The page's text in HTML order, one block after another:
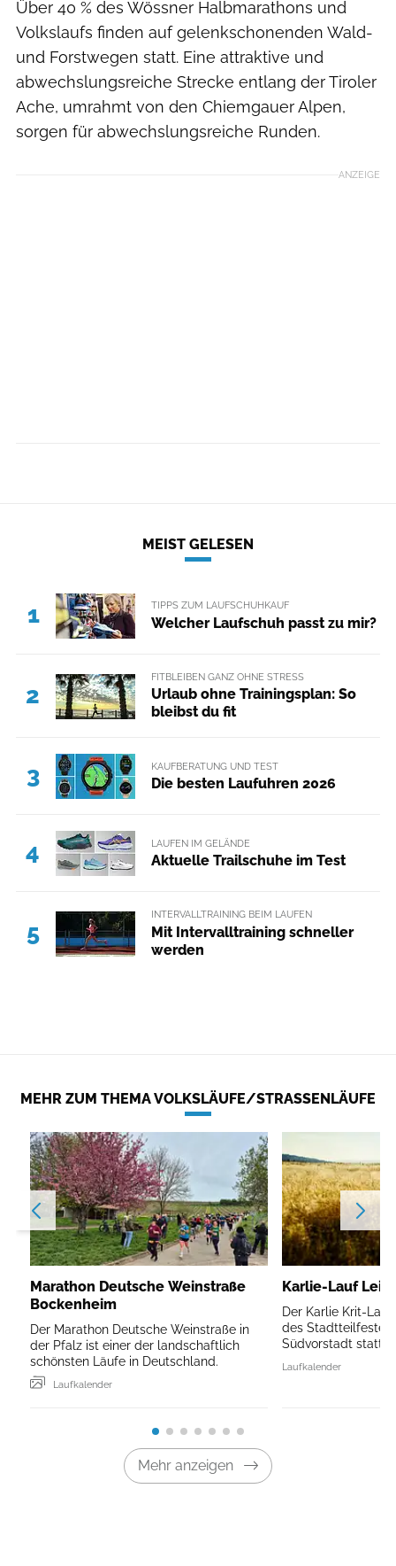
Über 40 % des Wössner Halbmarathons und
Volkslaufs finden auf gelenkschonenden Wald-
und Forstwegen statt. Eine attraktive und
abwechslungsreiche Strecke entlang der Tiroler
Ache, umrahmt von den Chiemgauer Alpen,
sorgen für abwechslungsreiche Runden.
ANZEIGE
MEIST GELESEN
1 TIPPS ZUM LAUFSCHUHKAUF
Welcher Laufschuh passt zu mir?
2
FITBLEIBEN GANZ OHNE STRESS
Urlaub ohne Trainingsplan: So
bleibst du fit
3 KAUFBERATUNG UND TEST
Die besten Laufuhren 2026
4 LAUFEN IM GELÄNDE
Aktuelle Trailschuhe im Test
5
INTERVALLTRAINING BEIM LAUFEN
Mit Intervalltraining schneller
werden
MEHR ZUM THEMA VOLKSLÄUFE/STRASSENLÄUFE
Marathon Deutsche Weinstraße
Bockenheim
Der Marathon Deutsche Weinstraße in
der Pfalz ist einer der landschaftlich
schönsten Läufe in Deutschland.
Laufkalender
Karlie-Lauf
Der Karlie Krit-
des Stadtteilfestes
Südvorstadt statt.
Laufkalender
Mehr anzeigen